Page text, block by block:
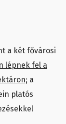
a két fővárosi
lépnek fel a
a
platós